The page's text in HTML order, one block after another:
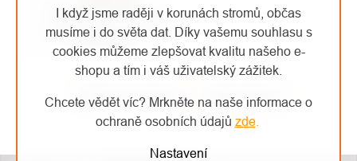
I když jsme raději v korunách stromů, občas
musíme i do světa dat. Díky vašemu souhlasu s
cookies můžeme zlepšovat kvalitu našeho e-
shopu a tím i váš uživatelský zážitek.
Chcete vědět víc? Mrkněte na naše informace o
ochraně osobních údajů zde.
Nastavení
Předchozí článek Další článek